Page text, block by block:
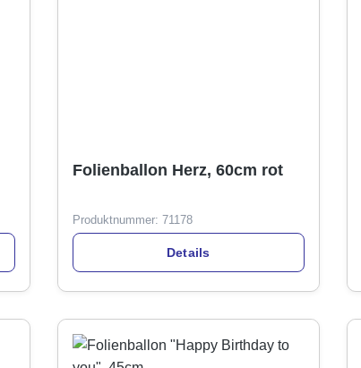
Folienballon Herz, 60cm rot
Produktnummer: 71178
Details